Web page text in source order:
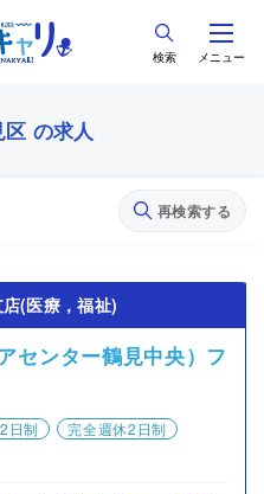
検索 メニュー
の求人
再検索する
(医療，福祉)
センター鶴見中央）フ
日制
完全週休2日制